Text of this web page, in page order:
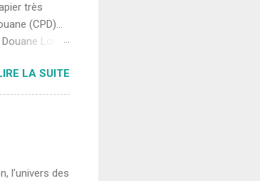
très
(CPD)...
Lors
résultant
pour les
véhicule
pour les
LA SUITE
l’univers des